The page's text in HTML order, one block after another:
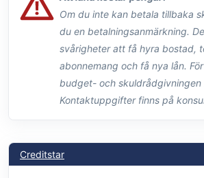
Om du inte kan betala tillbaka
du en betalningsanmärkning.
svårigheter att få hyra bostad,
abonnemang och få nya lån.
budget- och skuldrådgivningen
Kontaktuppgifter finns på
Creditstar